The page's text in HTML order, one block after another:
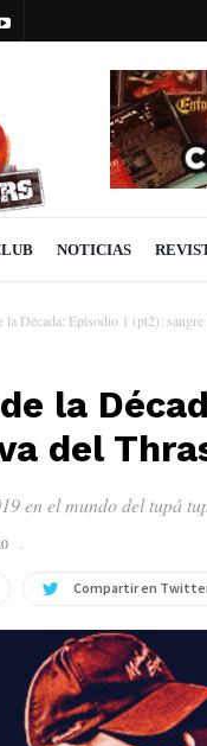
NOTICIAS
la Década: Episodio 1 (pt2):
la
del
en el mundo del tupá
Compartir en